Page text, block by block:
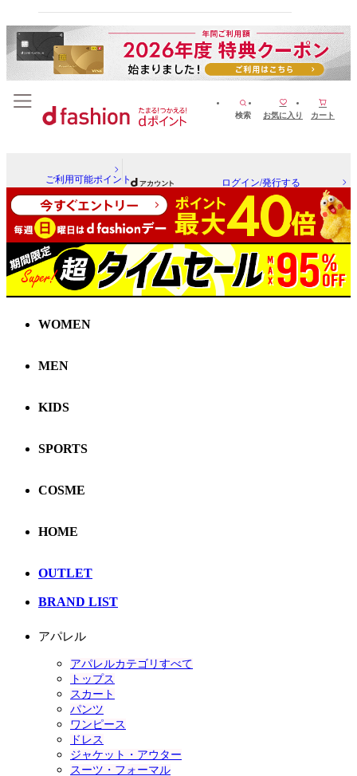
検索 お気に入り カート
ご利用可能ポイント ログイン/発行する
WOMEN
MEN
KIDS
SPORTS
COSME
HOME
OUTLET
BRAND LIST
アパレル
アパレルカテゴリすべて
トップス
スカート
パンツ
ワンピース
ドレス
ジャケット・アウター
スーツ・フォーマル